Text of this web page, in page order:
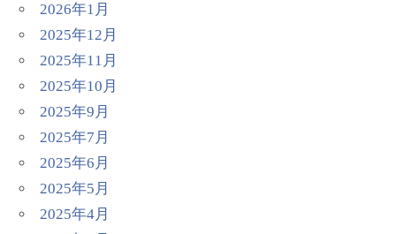
2026年1月
2025年12月
2025年11月
2025年10月
2025年9月
2025年7月
2025年6月
2025年5月
2025年4月